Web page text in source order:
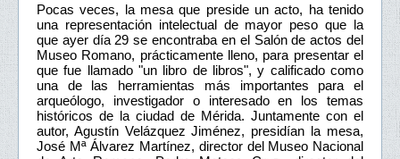
Pocas veces, la mesa que preside un acto, ha tenido
una representación intelectual de mayor peso que la
que ayer día 29 se encontraba en el Salón de actos del
Museo Romano, prácticamente lleno, para presentar el
que fue llamado "un libro de libros", y calificado como
una de las herramientas más importantes para el
arqueólogo, investigador o interesado en los temas
históricos de la ciudad de Mérida. Juntamente con el
autor, Agustín Velázquez Jiménez, presidían la mesa,
José Mª Álvarez Martínez, director del Museo Nacional